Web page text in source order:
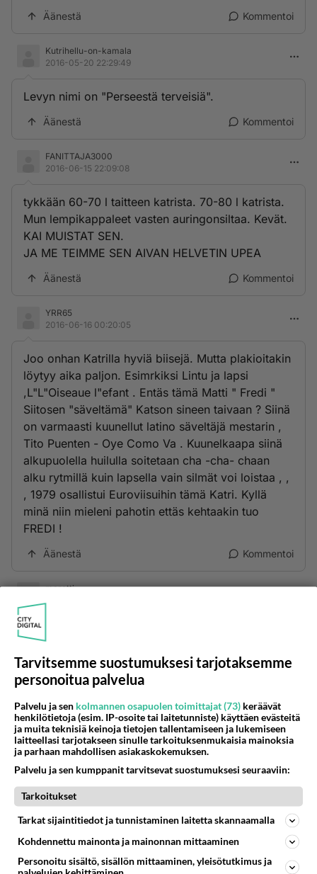
Äänestä Kommentoi
Kutrihellu-on-kamala
2016-05-20 22:29:49
Levyn nimi on "Perseestä terveisiä".
Äänestä Kommentoi
FANITTAJA3000
2016-06-15 22:09:08
tykkään 60-70 l taitteen katrista. 70-80 l katrista.
Mun lempikappaleet vasten auringonsiltaa. Kevät.
KAI MUISTAT SEN.
JA ME TEIMME SEN AIVAN HELVETIN UPEA
Äänestä Kommentoi
YRR65
2016-06-16 00:20:05
Joo onhan Katrilla hyviä biisejä. Mutta plakioitakin
löytyy aika paljon. Esimrkiksi Lintu ja lapsi
,L"L"Oiseaue l"efant . Entäs tämä Matti " Fredi "
Siitosen "säveltämä" Katson sineen taivaan ? Siinä
on varmaasti kuunellut latino säveltäjä mestarin ,
Tito Puenten - Oye Como Va . Kuunelkaapa siinä
alkupuolella huilulla soitetaan cha -cha- chaan
alku rytmillä kuin lapsella vain silmät voi loistaa , ,
, 1979 osallistui Euroviisuihin tämä Katri. Kyllä
minä niin mieleni pahotin ettäs kehtaakin tuo
FREDI !
Äänestä Kommentoi
maretti
2016-07-12 20:22:50
Almaz oli kyseisen älppärin nimi, mutta se ei ollut
jossain sanonut olleensa pahoin pettynyt albumin
kehnoon menestykseen, vaikka se oli sisällöltään
laadukas. Nimikappale jäi toki elämään, lisäksi
sieltä löytyy biisit Laulu jää ja Kaupunki kuin äiti -
muun muassa.
Ketjusta on poistettu0sääntöjenvastaista viestiä.
Tarvitsemme suostumuksesi tarjotaksemme
personoitua palvelua
Palvelu ja sen kolmannen osapuolen toimittajat (73) keräävät
henkilötietoja (esim. IP-osoite tai laitetunniste) käyttäen evästeitä
ja muita teknisiä keinoja tietojen tallentamiseen ja lukemiseen
laitteellasi tarjotakseen sinulle tarkoituksenmukaisia mainoksia
ja parhaan mahdollisen asiakaskokemuksen.
Palvelu ja sen kumppanit tarvitsevat suostumuksesi seuraaviin:
Tarkoitukset
Tarkat sijaintitiedot ja tunnistaminen laitetta skannaamalla
Kohdennettu mainonta ja mainonnan mittaaminen
Personoitu sisältö, sisällön mittaaminen, yleisötutkimus ja